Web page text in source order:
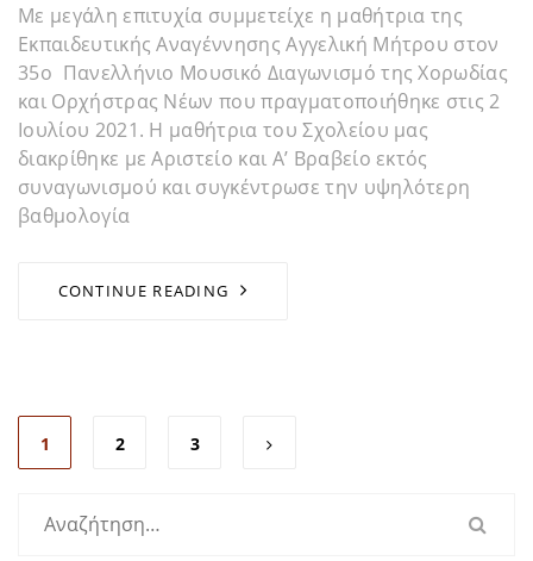
Με μεγάλη επιτυχία συμμετείχε η μαθήτρια της
Εκπαιδευτικής Αναγέννησης Αγγελική Μήτρου στον
35ο Πανελλήνιο Μουσικό Διαγωνισμό της Χορωδίας
και Ορχήστρας Νέων που πραγματοποιήθηκε στις 2
Ιουλίου 2021. Η μαθήτρια του Σχολείου μας
διακρίθηκε με Αριστείο και Α’ Βραβείο εκτός
συναγωνισμού και συγκέντρωσε την υψηλότερη
βαθμολογία
CONTINUE READING
1 2 3
για: